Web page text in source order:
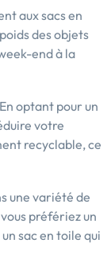
aux sacs en
des objets
end à la
optant pour un
votre
recyclable, ce
une variété de
préfériez un
sac en toile qui